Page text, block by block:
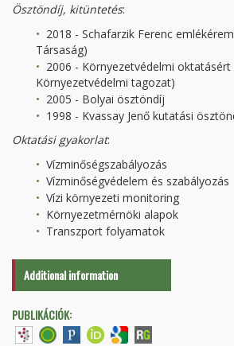
Ösztöndíj, kitüntetés:
2018 - Schafarzik Ferenc
Társaság)
2006 - Környezetvédelmi
Környezetvédelmi tagozat)
2005 - Bolyai ösztöndíj
1998 - Kvassay Jenő kutatási
Oktatási gyakorlat:
Vízminőségszabályozás
Vízminőségvédelem és szabályozás
Vízi környezeti monitoring
Környezetmérnöki alapok
Transzport folyamatok
Additional information
PUBLIKÁCIÓK: